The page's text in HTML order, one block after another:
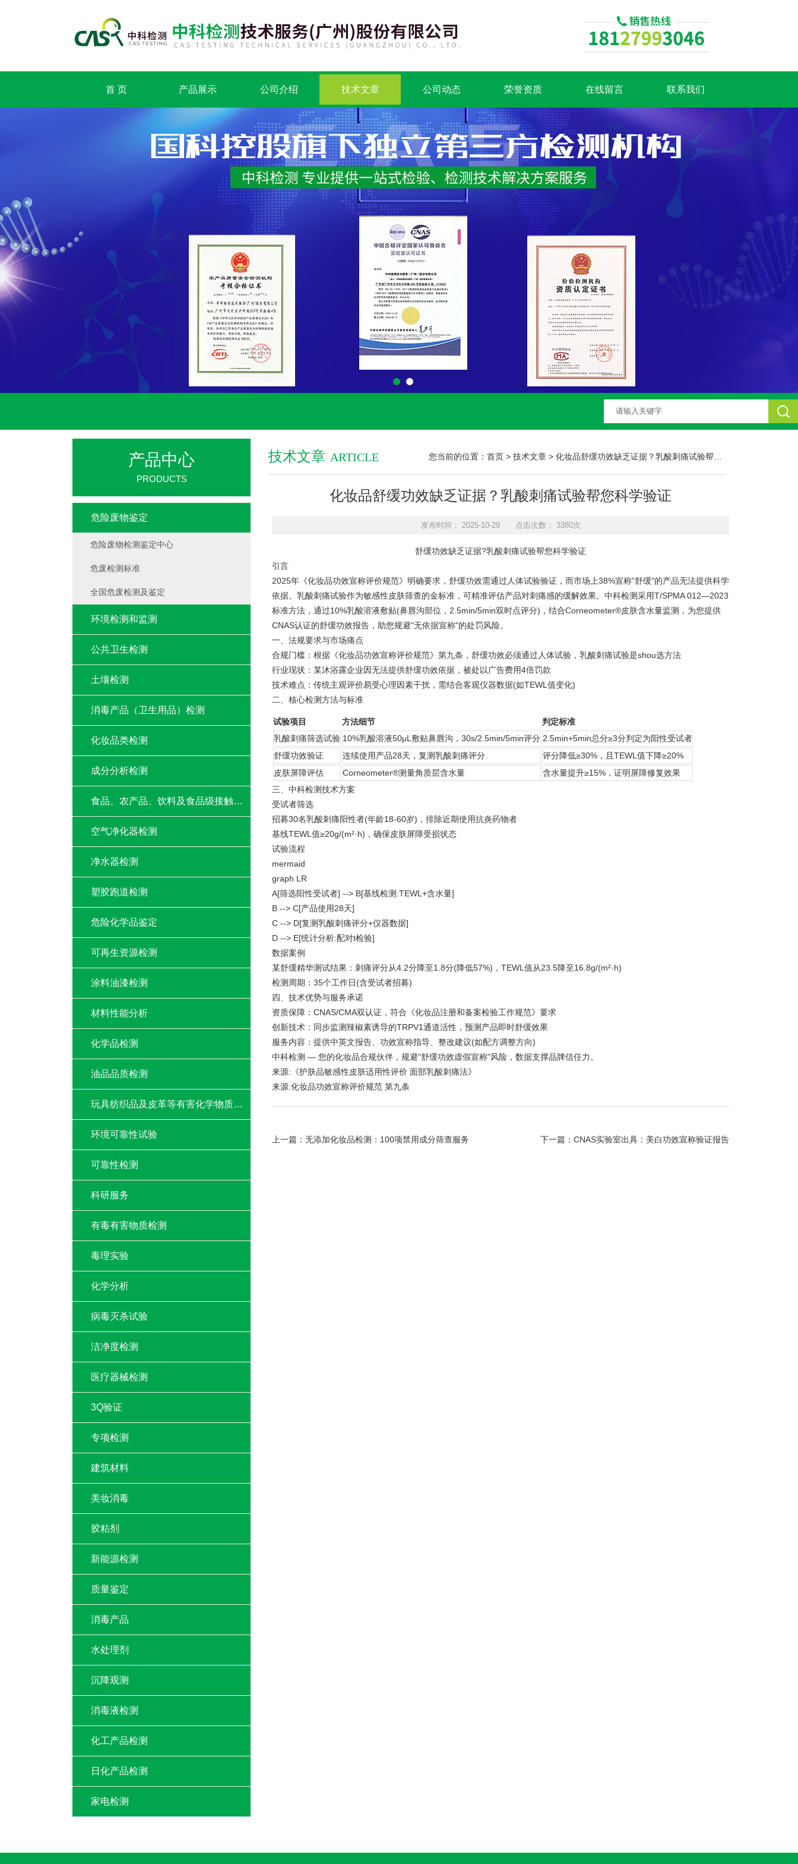
首 页 产品展示 公司介绍 技术文章 公司动态 荣誉资质 在线留言 联系我们
技术文章 ARTICLE 您当前的位置： 首页 > 技术文章 > 化妆品舒缓功效缺乏证据？乳酸刺痛试验帮您科学验证
化妆品舒缓功效缺乏证据？乳酸刺痛试验帮您科学验证
发布时间： 2025-10-29 点击次数： 3380次
舒缓功效缺乏证据?乳酸刺痛试验帮您科学验证
引言
2025年《化妆品功效宣称评价规范》明确要求，舒缓功效需通过人体试验验证，而市场上38%宣称"舒缓"的产品无法提供科学
依据。乳酸刺痛试验作为敏感性皮肤筛查的金标准，可精准评估产品对刺痛感的缓解效果。中科检测采用T/SPMA 012—2023
标准方法，通过10%乳酸溶液敷贴(鼻唇沟部位，2.5min/5min双时点评分)，结合Corneometer®皮肤含水量监测，为您提供
CNAS认证的舒缓功效报告，助您规避"无依据宣称"的处罚风险。
一、法规要求与市场痛点
合规门槛：根据《化妆品功效宣称评价规范》第九条，舒缓功效必须通过人体试验，乳酸刺痛试验是shou选方法
行业现状：某沐浴露企业因无法提供舒缓功效依据，被处以广告费用4倍罚款
技术难点：传统主观评价易受心理因素干扰，需结合客观仪器数据(如TEWL值变化)
二、核心检测方法与标准
试验项目 方法细节
判定标准
乳酸刺痛筛选试验 10%乳酸溶液50μL敷贴鼻唇沟，30s/2.5min/5min评分 2.5min+5min总分≥3分判定为阳性受试者
舒缓功效验证
连续使用产品28天，复测乳酸刺痛评分
评分降低≥30%，且TEWL值下降≥20%
皮肤屏障评估
Corneometer®测量角质层含水量
含水量提升≥15%，证明屏障修复效果
三、中科检测技术方案
受试者筛选
招募30名乳酸刺痛阳性者(年龄18-60岁)，排除近期使用抗炎药物者
基线TEWL值≥20g/(m²·h)，确保皮肤屏障受损状态
试验流程
mermaid
graph LR
A[筛选阳性受试者] --> B[基线检测:TEWL+含水量]
B --> C[产品使用28天]
C --> D[复测乳酸刺痛评分+仪器数据]
D --> E[统计分析:配对t检验]
数据案例
某舒缓精华测试结果：刺痛评分从4.2分降至1.8分(降低57%)，TEWL值从23.5降至16.8g/(m²·h)
检测周期：35个工作日(含受试者招募)
四、技术优势与服务承诺
资质保障：CNAS/CMA双认证，符合《化妆品注册和备案检验工作规范》要求
创新技术：同步监测辣椒素诱导的TRPV1通道活性，预测产品即时舒缓效果
服务内容：提供中英文报告、功效宣称指导、整改建议(如配方调整方向)
中科检测 — 您的化妆品合规伙伴，规避"舒缓功效虚假宣称"风险，数据支撑品牌信任力。
来源:《护肤品敏感性皮肤适用性评价 面部乳酸刺痛法》
来源:化妆品功效宣称评价规范 第九条
下一篇： CNAS实验室出具：美白功效宣称验证报告
上一篇： 无添加化妆品检测：100项禁用成分筛查服务
产品中心
PRODUCTS
危险废物鉴定
危险废物检测鉴定中心
危废检测标准
全国危废检测及鉴定
环境检测和监测
公共卫生检测
土壤检测
消毒产品（卫生用品）检测
化妆品类检测
成分分析检测
食品、农产品、饮料及食品级接触材料检测
空气净化器检测
净水器检测
塑胶跑道检测
危险化学品鉴定
可再生资源检测
涂料油漆检测
材料性能分析
化学品检测
油品品质检测
玩具纺织品及皮革等有害化学物质检测
环境可靠性试验
可靠性检测
科研服务
有毒有害物质检测
毒理实验
化学分析
病毒灭杀试验
洁净度检测
医疗器械检测
3Q验证
专项检测
建筑材料
美妆消毒
胶粘剂
新能源检测
质量鉴定
消毒产品
水处理剂
沉降观测
消毒液检测
化工产品检测
日化产品检测
家电检测